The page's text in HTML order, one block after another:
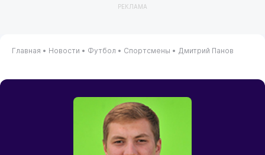
РЕКЛАМА
Главная • Новости • Футбол • Спортсмены • Дмитрий Панов